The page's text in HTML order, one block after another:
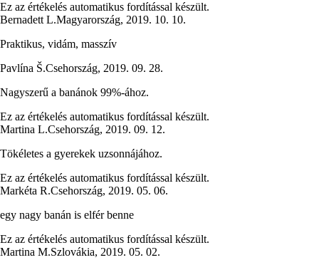
Ez az értékelés automatikus fordítással készült.
Bernadett L.Magyarország, 2019. 10. 10.
Praktikus, vidám, masszív
Pavlína Š.Csehország, 2019. 09. 28.
Nagyszerű a banánok 99%-ához.
Ez az értékelés automatikus fordítással készült.
Martina L.Csehország, 2019. 09. 12.
Tökéletes a gyerekek uzsonnájához.
Ez az értékelés automatikus fordítással készült.
Markéta R.Csehország, 2019. 05. 06.
egy nagy banán is elfér benne
Ez az értékelés automatikus fordítással készült.
Martina M.Szlovákia, 2019. 05. 02.